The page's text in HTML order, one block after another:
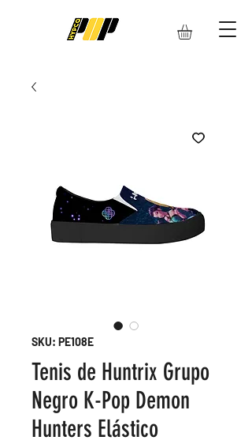
SKU: PE108E
Tenis de Huntrix Grupo
Negro K-Pop Demon
Hunters Elástico